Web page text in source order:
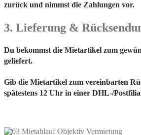
zurück und nimmst die Zahlungen vor.
3. Lieferung &
Du bekommst die Mietartikel zum
geliefert.
Gib die Mietartikel zum vereinbarten
spätestens 12 Uhr in einer DHL-/